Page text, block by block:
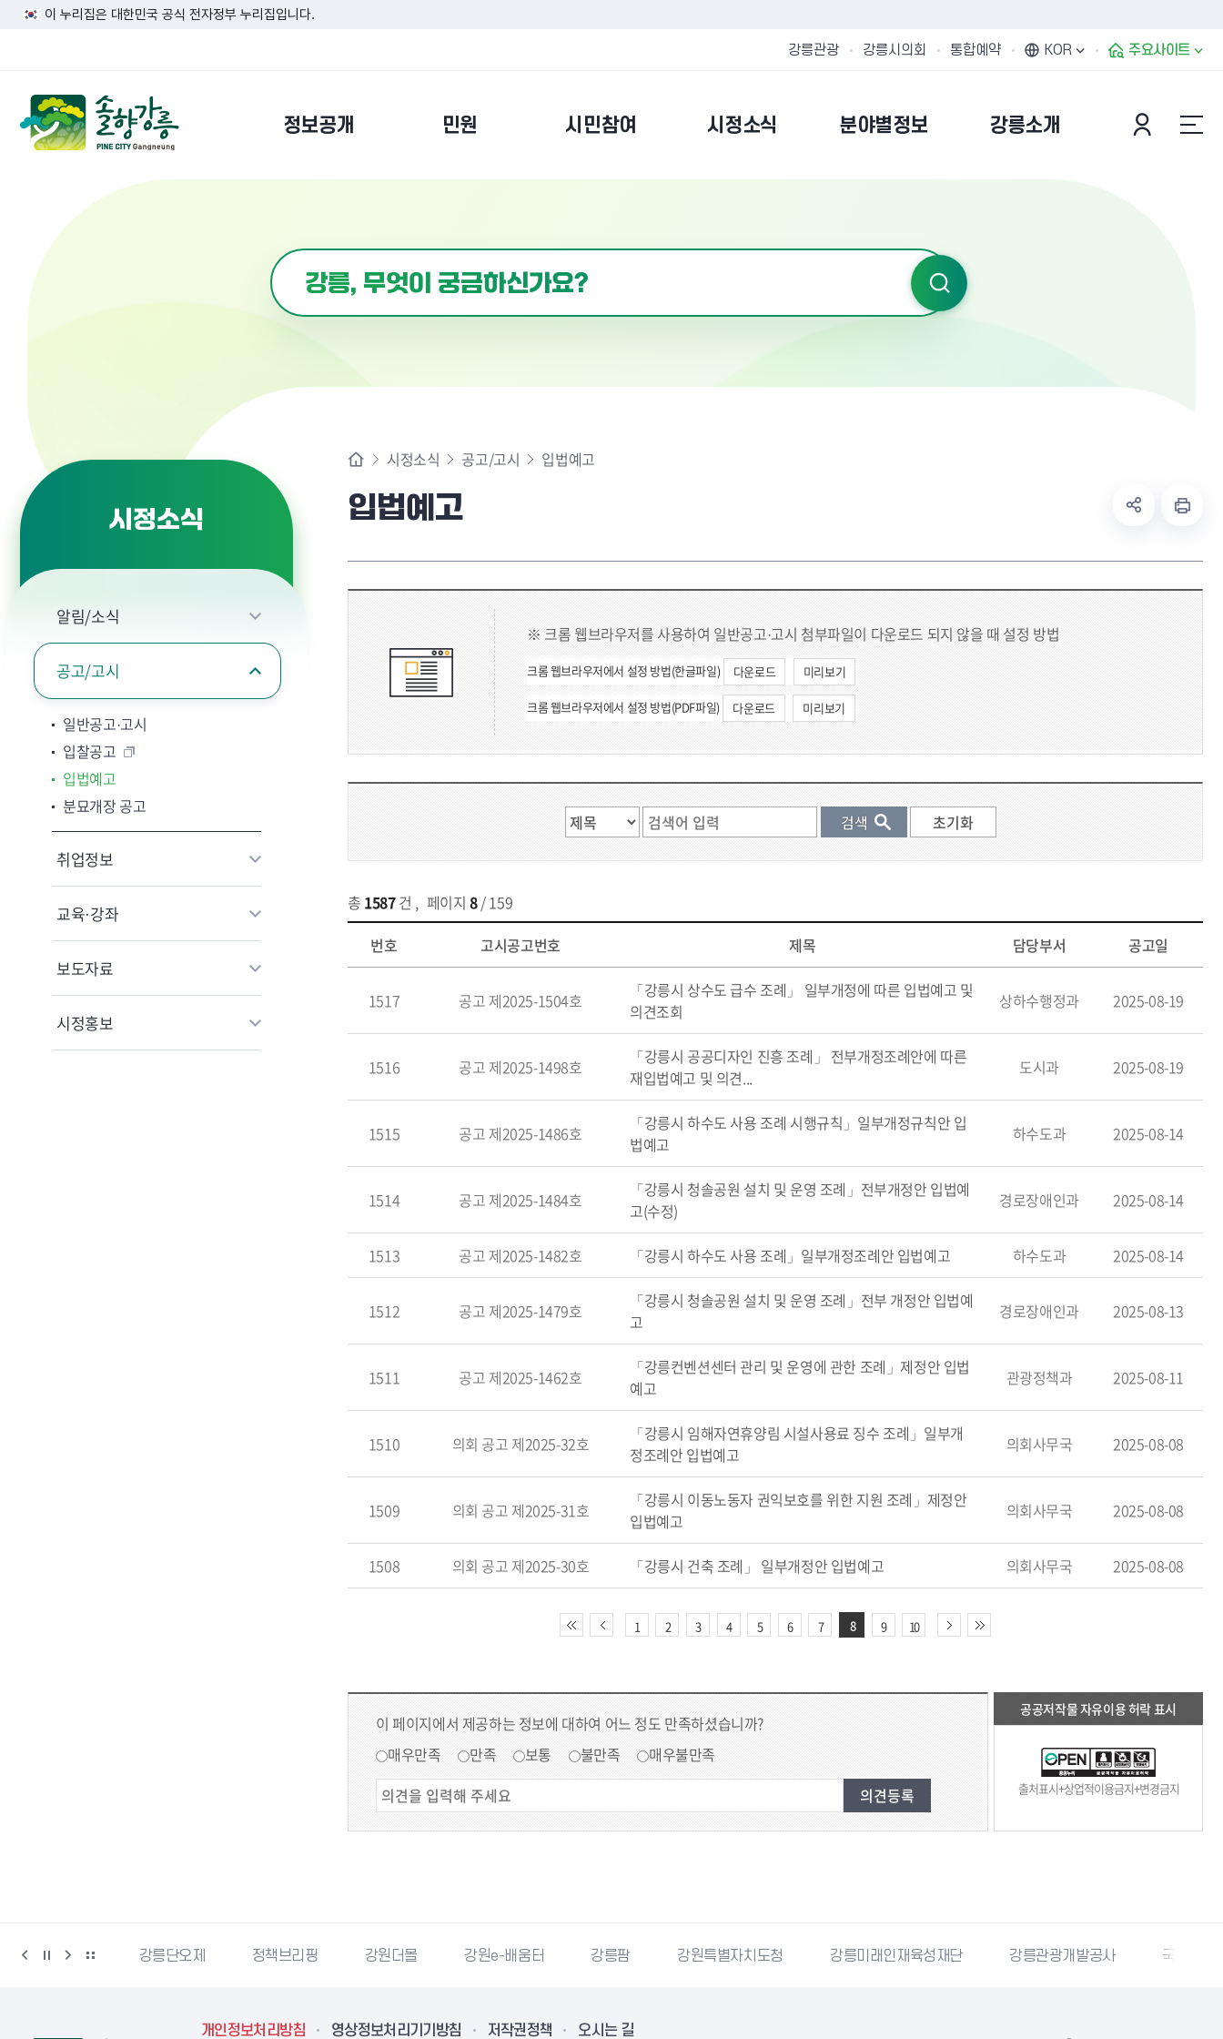
이 누리집은 대한민국 공식 전자정부 누리집입니다.
강릉관광 강릉시의회 통합예약 KOR 주요사이트
정보공개 민원 시민참여 시정소식 분야별정보 강릉소개
시정소식
알림/소식
공고/고시
일반공고·고시
입찰공고
입법예고
분묘개장 공고
취업정보
교육·강좌
보도자료
시정홍보
시정소식 공고/고시 입법예고
입법예고
※ 크롬 웹브라우저를 사용하여 일반공고·고시 첨부파일이 다운로드 되지 않을 때 설정 방법
크롬 웹브라우저에서 설정 방법(한글파일) 다운로드 미리보기
크롬 웹브라우저에서 설정 방법(PDF파일) 다운로드 미리보기
총 1587건 , 페이지8/ 159
번호
고시공고번호 제목 담당부서 공고일
1517 공고 제2025-1504호
「강릉시 상수도 급수 조례」 일부개정에 따른 입법예고 및
의견조회
상하수행정과 2025-08-19
1516 공고 제2025-1498호
「강릉시 공공디자인 진흥 조례」 전부개정조례안에 따른
재입법예고 및 의견...
도시과 2025-08-19
1515 공고 제2025-1486호
「강릉시 하수도 사용 조례 시행규칙」일부개정규칙안 입
법예고
하수도과 2025-08-14
1514 공고 제2025-1484호
「강릉시 청솔공원 설치 및 운영 조례」전부개정안 입법예
고(수정)
경로장애인과 2025-08-14
1513 공고 제2025-1482호 「강릉시 하수도 사용 조례」일부개정조례안 입법예고 하수도과 2025-08-14
1512 공고 제2025-1479호
「강릉시 청솔공원 설치 및 운영 조례」전부 개정안 입법예
고
경로장애인과 2025-08-13
1511 공고 제2025-1462호
「강릉컨벤션센터 관리 및 운영에 관한 조례」제정안 입법
예고
관광정책과 2025-08-11
1510 의회 공고 제2025-32호
「강릉시 임해자연휴양림 시설사용료 징수 조례」일부개
정조례안 입법예고
의회사무국 2025-08-08
1509 의회 공고 제2025-31호
「강릉시 이동노동자 권익보호를 위한 지원 조례」제정안
입법예고
의회사무국 2025-08-08
1508 의회 공고 제2025-30호 「강릉시 건축 조례」 일부개정안 입법예고 의회사무국 2025-08-08
1 2 3 4 5 6 7 8 9 10
이 페이지에서 제공하는 정보에 대하여 어느 정도 만족하셨습니까?
매우만족
만족 보통 불만족 매우불만족
공공저작물 자유이용 허락 표시
출처표시+상업적이용금지+변경금지
강릉생태관광 강릉단오제 정책브리핑 강원더몰 강원e-배움터 강릉팜 강원특별자치도청 강릉미래인재육성재단 강릉관광개발공사 국민재난
개인정보처리방침 영상정보처리기기방침 저작권정책 오시는 길